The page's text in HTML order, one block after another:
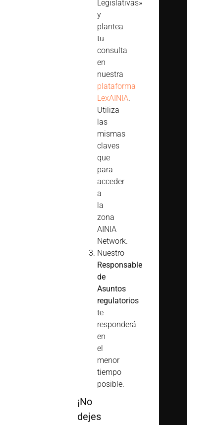
Legislativas»
y
plantea
tu
consulta
en
nuestra
plataforma
LexAINIA.
Utiliza
las
mismas
claves
que
para
acceder
a
la
zona
AINIA
Network.
Nuestro
Responsable
de
Asuntos
regulatorios
te
responderá
en
el
menor
tiempo
posible.
¡No
dejes